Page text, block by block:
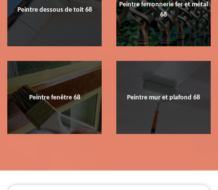
Peintre dessous de toit 68
Peintre ferronnerie fer et métal
68
Peintre fenêtre 68 Peintre mur et plafond 68